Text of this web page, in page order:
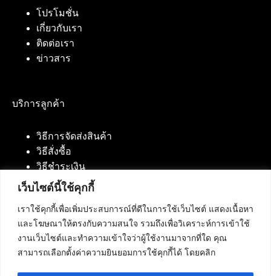
เว็บไซต์นี้ใช้คุกกี้
เราใช้คุกกี้เพื่อเพิ่มประสบการณ์ที่ดีในการใช้เว็บไซต์ แสดงเนื้อหา
และโฆษณาให้ตรงกับความสนใจ รวมถึงเพื่อวิเคราะห์การเข้าใช้
งานเว็บไซต์และทำความเข้าใจว่าผู้ใช้งานมาจากที่ใด คุณ
สามารถเลือกตั้งค่าความยินยอมการใช้คุกกี้ได้ โดยคลิก
โปรโมชั่น
เกี่ยวกับเรา
ติดต่อเรา
ข่าวสาร
บริการลูกค้า
วิธีการจัดส่งสินค้า
วิธีสั่งซื้อ
วิธีชำระเงิน
ติดต่อเรา
บริษัท เน็ทฟิวชั่น คอมมิวนิเคชั่น จำกัด 420/94 ถนน
นัมเบอร์วัน-ราม 2 แขวงดอกไม้, เขตประเวศ